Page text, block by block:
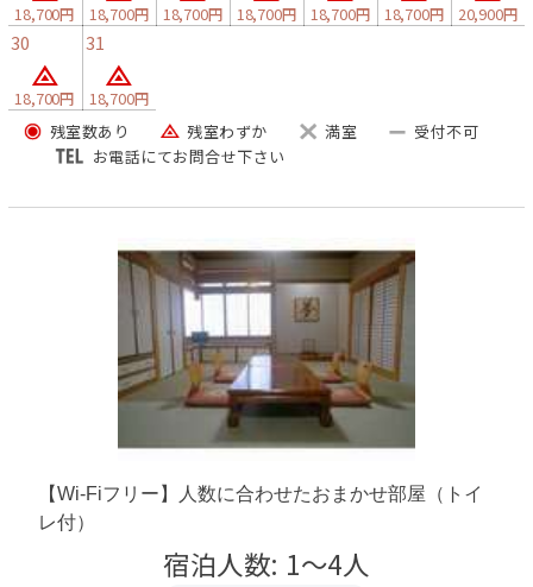
貸し切り風呂 開放時間帯 PM8：00～AM7：00
18,700円 18,700円 18,700円 18,700円 18,700円 18,700円 20,900円
30
18,700円
31
18,700円
残室数あり
残室わずか 満室
受付不可
お電話にてお問合せ下さい
【Wi-Fiフリー】人数に合わせたおまかせ部屋（トイ
レ付）
宿泊人数: 1～4人